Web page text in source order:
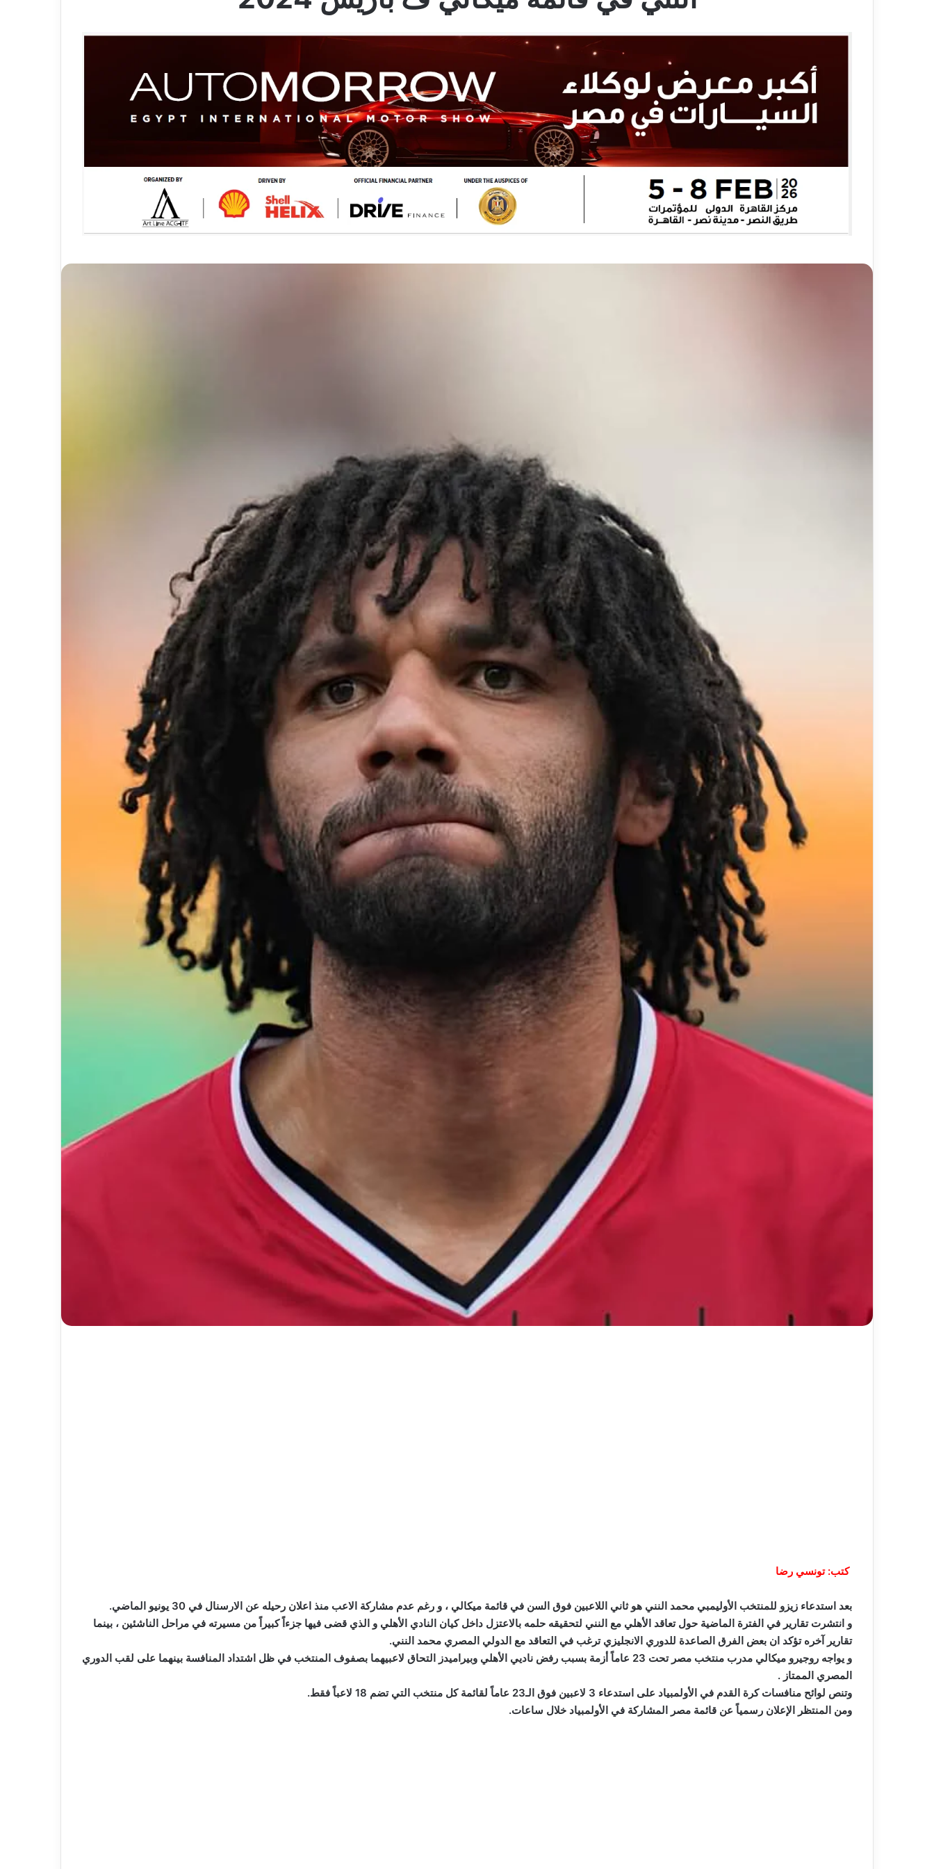
كتب: تونسي رضا
بعد استدعاء زيزو للمنتخب الأوليمبي محمد النني هو ثاني اللاعبين فوق السن في قائمة ميكالي ، و رغم عدم مشاركة الاعب منذ اعلان رحيله عن الارسنال في 30 يونيو الماضي.
و انتشرت تقارير في الفترة الماضية حول تعاقد الأهلي مع النني لتحقيقه حلمه بالاعتزل داخل كيان النادي الأهلي و الذي قضى فيها جزءاً كبيراً من مسيرته في مراحل الناشئين ، بينما
تقارير آخره تؤكد ان بعض الفرق الصاعدة للدوري الانجليزي ترغب في التعاقد مع الدولي المصري محمد النني.
و يواجه روجيرو ميكالي مدرب منتخب مصر تحت 23 عاماً أزمة بسبب رفض ناديي الأهلي وبيراميدز التحاق لاعبيهما بصفوف المنتخب في ظل اشتداد المنافسة بينهما على لقب الدوري
المصري الممتاز .
وتنص لوائح منافسات كرة القدم في الأولمبياد على استدعاء 3 لاعبين فوق الـ23 عاماً لقائمة كل منتخب التي تضم 18 لاعباً فقط.
ومن المنتظر الإعلان رسمياً عن قائمة مصر المشاركة في الأولمبياد خلال ساعات.